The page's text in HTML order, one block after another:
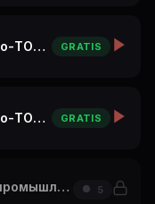
ElE Fortuna ep02 Мой гастро-ТОП в Париже: А Ты бы это съел? GRATIS
ElE Fortuna ep03 Мой гастро-ТОП в Париже: крутой ресторан на Эльфелевой Башне GRATIS
История Fish & Chips: Как промышленная революция накормила Британию! 🐟 5